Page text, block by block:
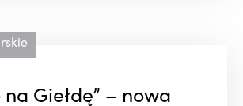
na Giełdę” – nowa